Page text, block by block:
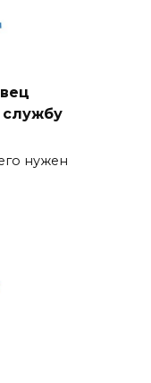
службу
нужен